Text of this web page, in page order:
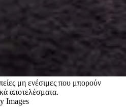
μη ενέσιμες που μπορούν
αποτελέσματα.
Images